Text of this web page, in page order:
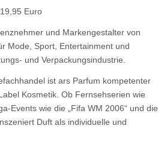
Euro
und Markengestalter von
Mode, Sport, Entertainment und
und Verpackungsindustrie.
ist ars Parfum kompetenter
Kosmetik. Ob Fernsehserien wie
Events wie die „Fifa WM 2006“ und die
Duft als individuelle und